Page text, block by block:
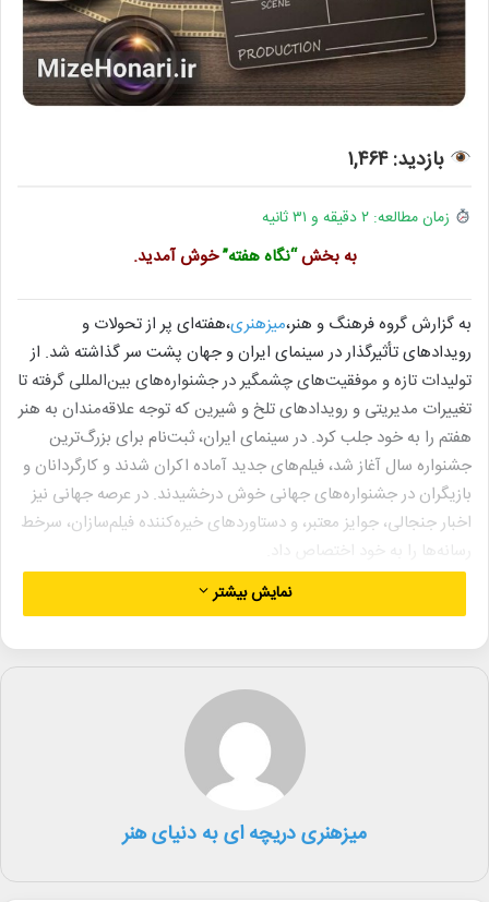
بازدید: ۱,۴۶۴
زمان مطالعه: ۲ دقیقه و ۳۱ ثانیه
به بخش“نگاه هفته”خوش آمدید.
به گزارش گروه فرهنگ و هنر،میزهنری،هفته‌ای پر از تحولات و
رویدادهای تأثیرگذار در سینمای ایران و جهان پشت سر گذاشته شد. از
تولیدات تازه و موفقیت‌های چشمگیر در جشنواره‌های بین‌المللی گرفته تا
تغییرات مدیریتی و رویدادهای تلخ و شیرین که توجه علاقه‌مندان به هنر
هفتم را به خود جلب کرد. در سینمای ایران، ثبت‌نام برای بزرگ‌ترین
جشنواره سال آغاز شد، فیلم‌های جدید آماده اکران شدند و کارگردانان و
بازیگران در جشنواره‌های جهانی خوش درخشیدند. در عرصه جهانی نیز
اخبار جنجالی، جوایز معتبر، و دستاوردهای خیره‌کننده فیلم‌سازان، سرخط
رسانه‌ها را به خود اختصاص داد.
همراه ما باشید تا با جزئیات بیشتر این رویدادها آشنا شوید.
سینمای ایران
▪︎ ثبت‌نام اصحاب رسانه و منتقدان برای حضور در چهل و سومین
▪︎ فیلم سینمایی «نوروز» به بیست و سومین جشنواره بین‌المللی داکا
بنگلادش راه یافت.
▪︎ سید محمد هاشمی به‌عنوان مسئول سازمان هنری رسانه‌ای اوج
نمایش بیشتر
میزهنری دریچه ای به دنیای هنر